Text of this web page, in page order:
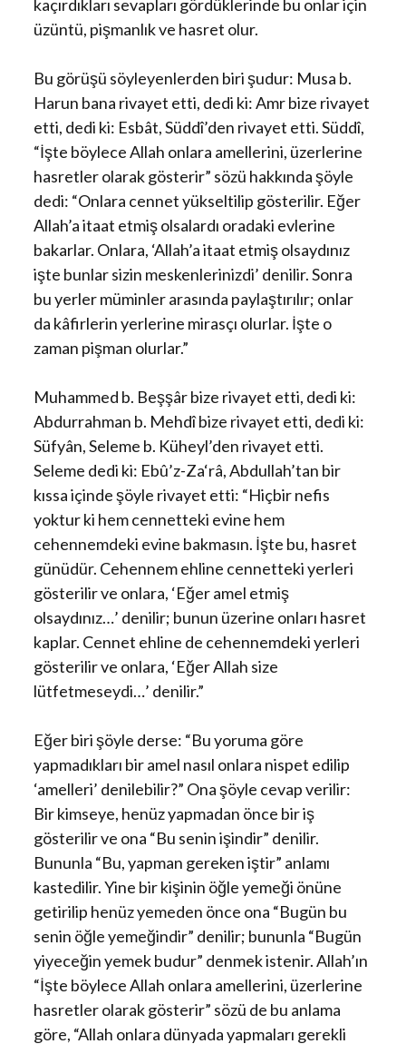
kaçırdıkları sevapları gördüklerinde bu onlar için
üzüntü, pişmanlık ve hasret olur.
Bu görüşü söyleyenlerden biri şudur: Musa b.
Harun bana rivayet etti, dedi ki: Amr bize rivayet
etti, dedi ki: Esbât, Süddî’den rivayet etti. Süddî,
“İşte böylece Allah onlara amellerini, üzerlerine
hasretler olarak gösterir” sözü hakkında şöyle
dedi: “Onlara cennet yükseltilip gösterilir. Eğer
Allah’a itaat etmiş olsalardı oradaki evlerine
bakarlar. Onlara, ‘Allah’a itaat etmiş olsaydınız
işte bunlar sizin meskenlerinizdi’ denilir. Sonra
bu yerler müminler arasında paylaştırılır; onlar
da kâfirlerin yerlerine mirasçı olurlar. İşte o
zaman pişman olurlar.”
Muhammed b. Beşşâr bize rivayet etti, dedi ki:
Abdurrahman b. Mehdî bize rivayet etti, dedi ki:
Süfyân, Seleme b. Küheyl’den rivayet etti.
Seleme dedi ki: Ebû’z-Za‘râ, Abdullah’tan bir
kıssa içinde şöyle rivayet etti: “Hiçbir nefis
yoktur ki hem cennetteki evine hem
cehennemdeki evine bakmasın. İşte bu, hasret
günüdür. Cehennem ehline cennetteki yerleri
gösterilir ve onlara, ‘Eğer amel etmiş
olsaydınız…’ denilir; bunun üzerine onları hasret
kaplar. Cennet ehline de cehennemdeki yerleri
gösterilir ve onlara, ‘Eğer Allah size
lütfetmeseydi…’ denilir.”
Eğer biri şöyle derse: “Bu yoruma göre
yapmadıkları bir amel nasıl onlara nispet edilip
‘amelleri’ denilebilir?” Ona şöyle cevap verilir:
Bir kimseye, henüz yapmadan önce bir iş
gösterilir ve ona “Bu senin işindir” denilir.
Bununla “Bu, yapman gereken iştir” anlamı
kastedilir. Yine bir kişinin öğle yemeği önüne
getirilip henüz yemeden önce ona “Bugün bu
senin öğle yemeğindir” denilir; bununla “Bugün
yiyeceğin yemek budur” denmek istenir. Allah’ın
“İşte böylece Allah onlara amellerini, üzerlerine
hasretler olarak gösterir” sözü de bu anlama
göre, “Allah onlara dünyada yapmaları gerekli